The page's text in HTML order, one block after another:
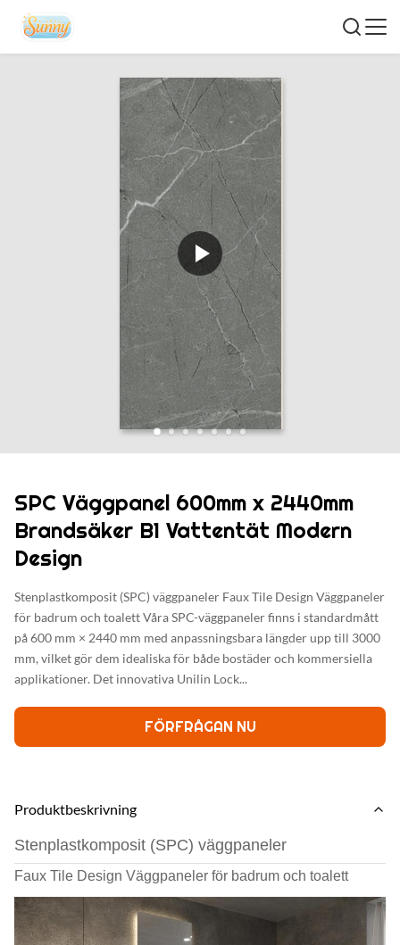
SPC Väggpanel 600mm x 2440mm
Brandsäker B1 Vattentät Modern
Design
Stenplastkomposit (SPC) väggpaneler Faux Tile Design Väggpaneler
för badrum och toalett Våra SPC-väggpaneler finns i standardmått
på 600 mm × 2440 mm med anpassningsbara längder upp till 3000
mm, vilket gör dem idealiska för både bostäder och kommersiella
applikationer. Det innovativa Unilin Lock...
FÖRFRÅGAN NU
Produktbeskrivning
Stenplastkomposit (SPC) väggpaneler
Faux Tile Design Väggpaneler för badrum och toalett